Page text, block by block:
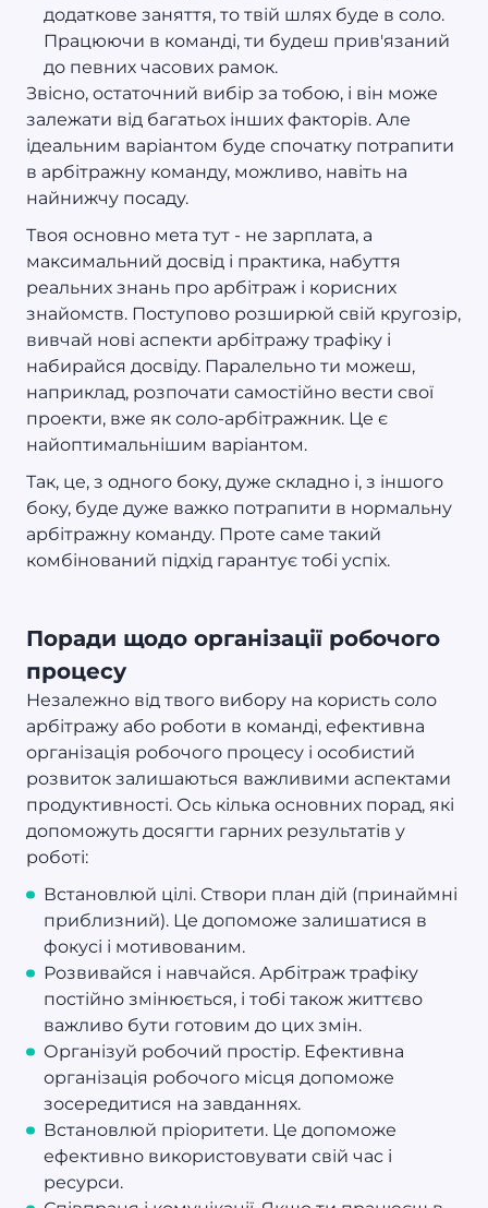
додаткове заняття, то твій шлях буде в соло.
Працюючи в команді, ти будеш прив'язаний
до певних часових рамок.
Звісно, остаточний вибір за тобою, і він може
залежати від багатьох інших факторів. Але
ідеальним варіантом буде спочатку потрапити
в арбітражну команду, можливо, навіть на
найнижчу посаду.
Твоя основно мета тут - не зарплата, а
максимальний досвід і практика, набуття
реальних знань про арбітраж і корисних
знайомств. Поступово розширюй свій кругозір,
вивчай нові аспекти арбітражу трафіку і
набирайся досвіду. Паралельно ти можеш,
наприклад, розпочати самостійно вести свої
проекти, вже як соло-арбітражник. Це є
найоптимальнішим варіантом.
Так, це, з одного боку, дуже складно і, з іншого
боку, буде дуже важко потрапити в нормальну
арбітражну команду. Проте саме такий
комбінований підхід гарантує тобі успіх.
Поради щодо організації робочого
процесу
Незалежно від твого вибору на користь соло
арбітражу або роботи в команді, ефективна
організація робочого процесу і особистий
розвиток залишаються важливими аспектами
продуктивності. Ось кілька основних порад, які
допоможуть досягти гарних результатів у
роботі:
Встановлюй цілі. Створи план дій (принаймні
приблизний). Це допоможе залишатися в
фокусі і мотивованим.
Розвивайся і навчайся. Арбітраж трафіку
постійно змінюється, і тобі також життєво
важливо бути готовим до цих змін.
Організуй робочий простір. Ефективна
організація робочого місця допоможе
зосередитися на завданнях.
Встановлюй пріоритети. Це допоможе
ефективно використовувати свій час і
ресурси.